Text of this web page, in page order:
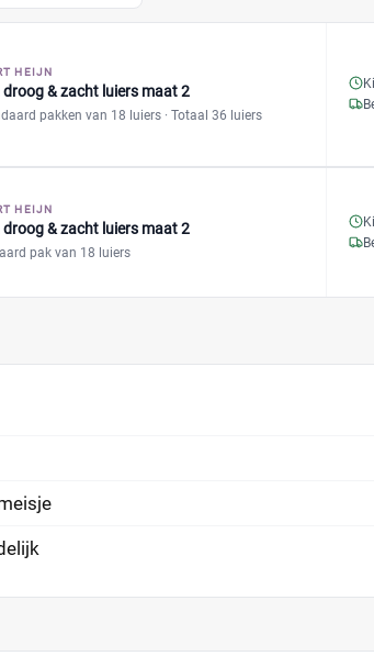
HEIJN
droog & zacht luiers maat 2
pakken van 18 luiers · Totaal 36 luiers
HEIJN
droog & zacht luiers maat 2
pak van 18 luiers